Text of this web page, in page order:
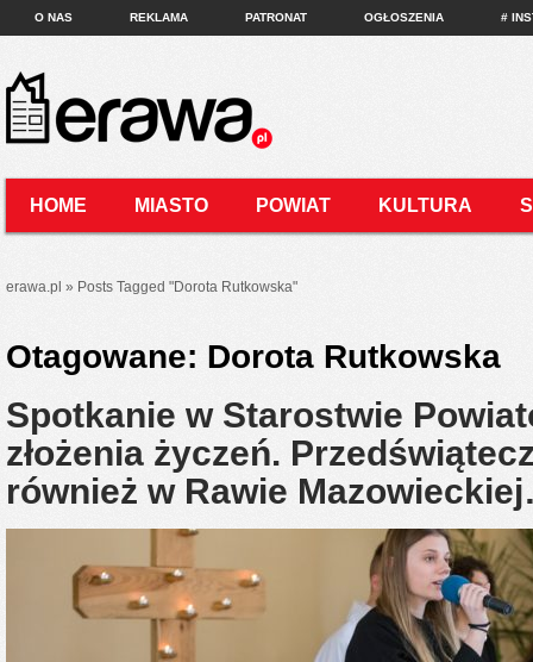
O NAS REKLAMA PATRONAT OGŁOSZENIA #
HOME MIASTO POWIAT KULTURA
erawa.pl » Posts Tagged "Dorota Rutkowska"
Otagowane: Dorota Rutkowska
Spotkanie w Starostwie
złożenia życzeń.
również w Rawie